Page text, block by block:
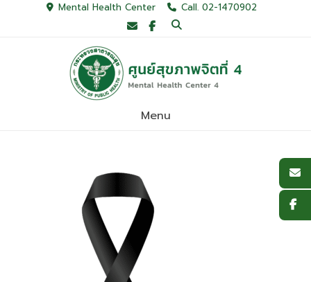
Mental Health Center Call. 02-1470902
Menu